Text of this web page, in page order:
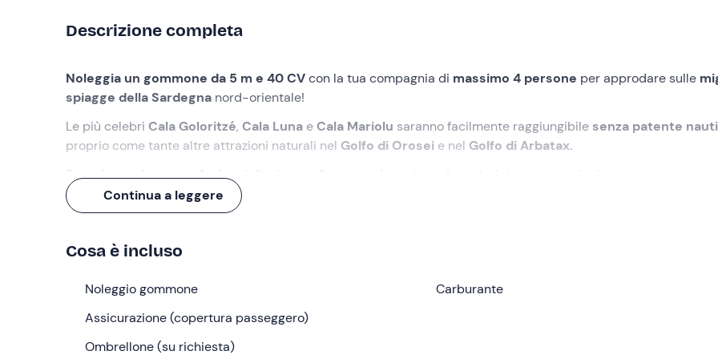
Descrizione completa
Noleggia un gommone da 5 m e 40 CVcon la tua compagnia di massimo 4 persone per approdare sulle
spiagge della Sardegna nord-orientale!
Le più celebri Cala Goloritzé, Cala Luna eCala Mariolu saranno facilmente raggiungibile senza patente
proprio come tante altre attrazioni naturali nel Golfo di Orosei e nel Golfo di Arbatax.
Per un'esperienza esclusiva della durata di mezza giornata giornata intera
Cosa faremo
Ti aspetterò all'orario selezionato nel punto di ritrovo ad
dotato di tendalino e doccetta di acqua dolce. È pronto per ospitare la tua compagnia di
cibo e bevande
che vorrete portare con voi per brindare a bordo!
Potrai guidare questa imbarcazione senza patente nautica e avventurarti alla scoperta delle
Continua a leggere
Cosa è incluso
Noleggio gommone
Assicurazione (copertura passeggero)
Ombrellone (su richiesta)
Carburante